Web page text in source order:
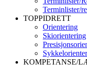
Terminlister/
TOPPIDRETT
Orientering
Skiorientering
KOMPETANSE/